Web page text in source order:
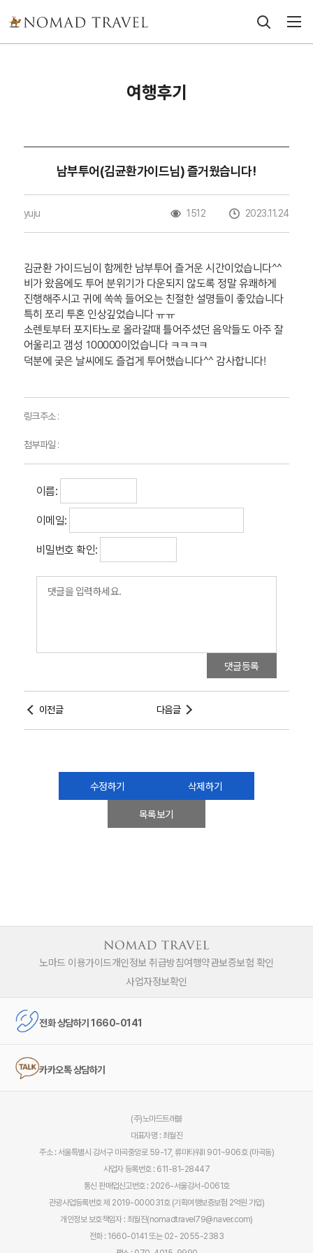
여행후기
남부투어(김균환가이드님) 즐거웠습니다!
yuju 1512 2023.11.24
김균환 가이드님이 함께한 남부투어 즐거운 시간이었습니다^^
비가 왔음에도 투어 분위기가 다운되지 않도록 정말 유쾌하게
진행해주시고 귀에 쏙쏙 들어오는 친절한 설명들이 좋았습니다
특히 쪼리 투혼 인상깊었습니다 ㅠㅠ
소렌토부터 포지타노로 올라갈때 틀어주셨던 음악들도 아주 잘
어울리고 갬성 100000이었습니다 ㅋㅋㅋㅋ
덕분에 궂은 날씨에도 즐겁게 투어했습니다^^ 감사합니다!
링크주소 :
첨부파일 :
이름:
이메일:
비밀번호 확인:
댓글등록
이전글 다음글
수정하기
삭제하기
목록보기
노마드 이용가이드개인정보 취급방침여행약관보증보험 확인
사업자정보확인
전화 상담하기 1660-0141
카카오톡 상담하기
(주)노마드트래블
대표자명 : 최월진
주소 : 서울특별시 강서구 마곡중앙로 59-17, 류마타워Ⅱ 901~906호 (마곡동)
사업자 등록번호 : 611-81-28447
통신 판매업신고번호 : 2026-서울강서-0061호
관광사업등록번호 제 2019-000031호 (기획여행보증보험 2억원 가입)
개인정보 보호책임자 : 최월진(nomadtravel79@naver.com)
전화 : 1660-0141 또는 02- 2055-2383